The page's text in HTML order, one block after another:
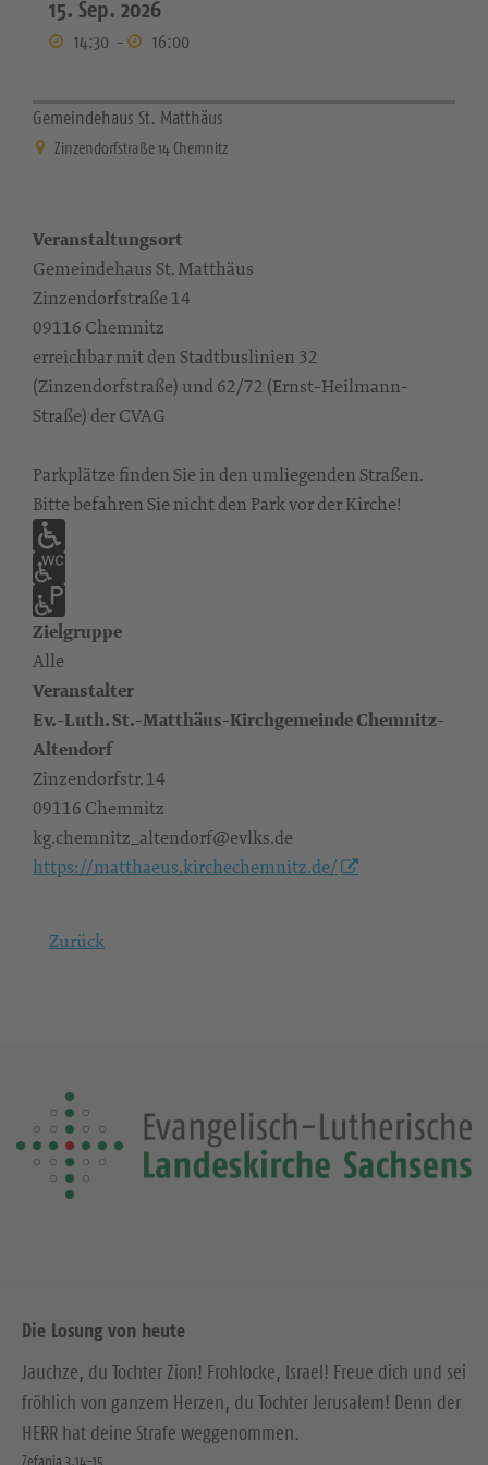
15. Sep. 2026
14:30 - 16:00
Gemeindehaus St. Matthäus
Zinzendorfstraße 14 Chemnitz
Veranstaltungsort
Gemeindehaus St. Matthäus
Zinzendorfstraße 14
09116 Chemnitz
erreichbar mit den Stadtbuslinien 32
(Zinzendorfstraße) und 62/72 (Ernst-Heilmann-
Straße) der CVAG
Parkplätze finden Sie in den umliegenden Straßen.
Bitte befahren Sie nicht den Park vor der Kirche!
Zielgruppe
Alle
Veranstalter
Ev.-Luth. St.-Matthäus-Kirchgemeinde Chemnitz-
Altendorf
Zinzendorfstr. 14
09116 Chemnitz
kg.chemnitz_altendorf@evlks.de
https://matthaeus.kirchechemnitz.de/
Zurück
Die Losung von heute
Jauchze, du Tochter Zion! Frohlocke, Israel! Freue dich und sei
fröhlich von ganzem Herzen, du Tochter Jerusalem! Denn der
HERR hat deine Strafe weggenommen.
Zefanja 3,14-15